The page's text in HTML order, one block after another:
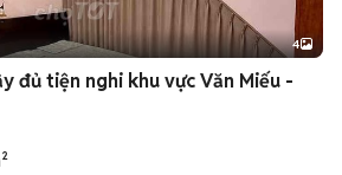
4
đủ tiện nghi khu vực Văn Miếu -